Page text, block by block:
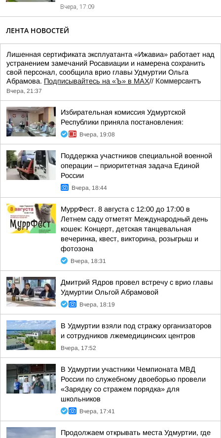
Вчера, 17:09
ЛЕНТА НОВОСТЕЙ
Лишенная сертификата эксплуатанта «Ижавиа» работает над
устранением замечаний Росавиации и намерена сохранить
свой персонал, сообщила врио главы Удмуртии Ольга
Абрамова. Подписывайтесь на «Ъ» в MAX// Коммерсантъ
Вчера, 21:37
Избирательная комиссия Удмуртской
Республики приняла постановления:
Вчера, 19:08
Поддержка участников специальной военной
операции – приоритетная задача Единой
России
Вчера, 18:44
МуррФест. 8 августа с 12:00 до 17:00 в
Летнем саду отметят Международный день
кошек: Концерт, детская танцевальная
вечеринка, квест, викторина, розыгрыш и
фотозона
Вчера, 18:31
Дмитрий Ядров провел встречу с врио главы
Удмуртии Ольгой Абрамовой
Вчера, 18:19
В Удмуртии взяли под стражу организаторов
и сотрудников лжемедицинских центров
Вчера, 17:52
В Удмуртии участники Чемпионата МВД
России по служебному двоеборью провели
«Зарядку со стражем порядка» для
школьников
Вчера, 17:41
Продолжаем открывать места Удмуртии, где